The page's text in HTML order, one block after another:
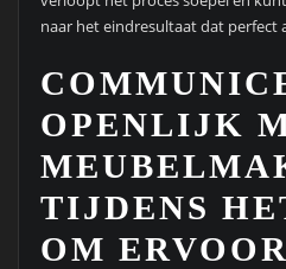
naar het eindresultaat dat perfect
OPENLIJK
TIJDENS
OM